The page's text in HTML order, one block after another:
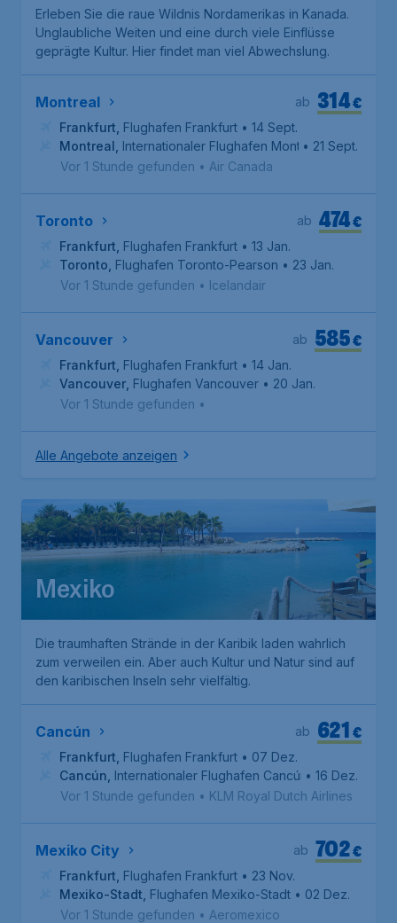
Erleben Sie die raue Wildnis Nordamerikas in Kanada.
Unglaubliche Weiten und eine durch viele Einflüsse
geprägte Kultur. Hier findet man viel Abwechslung.
Montreal €
314
ab
Frankfurt Flughafen Frankfurt • 14 Sept.
Montreal Internationaler Flughafen Montreal-Trudeau
• 21 Sept.
Vor 1 Stunde gefunden • Air Canada
Toronto €
474
ab
Frankfurt Flughafen Frankfurt • 13 Jan.
Toronto Flughafen Toronto-Pearson • 23 Jan.
Vor 1 Stunde gefunden • Icelandair
Vancouver €
585
ab
Frankfurt Flughafen Frankfurt • 14 Jan.
Vancouver Flughafen Vancouver • 20 Jan.
Vor 1 Stunde gefunden •
Alle Angebote anzeigen
Mexiko
Die traumhaften Strände in der Karibik laden wahrlich
zum verweilen ein. Aber auch Kultur und Natur sind auf
den karibischen Inseln sehr vielfältig.
Cancún €
621
ab
Frankfurt Flughafen Frankfurt • 07 Dez.
Cancún Internationaler Flughafen Cancún• 16 Dez.
Vor 1 Stunde gefunden • KLM Royal Dutch Airlines
Mexiko City €
702
ab
Frankfurt Flughafen Frankfurt • 23 Nov.
Mexiko-Stadt Flughafen Mexiko-Stadt • 02 Dez.
Vor 1 Stunde gefunden • Aeromexico